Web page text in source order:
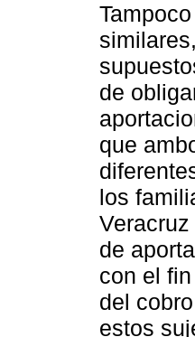
de
que
los
de
con el
del
estos